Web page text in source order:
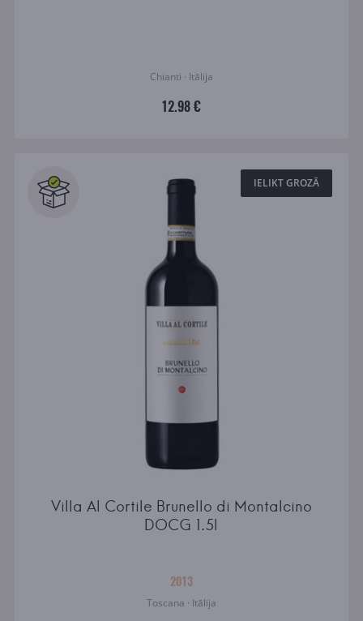
Chianti · Itālija
12.98 €
IELIKT GROZĀ
Villa Al Cortile Brunello di Montalcino
DOCG 1.5l
2013
Toscana · Itālija